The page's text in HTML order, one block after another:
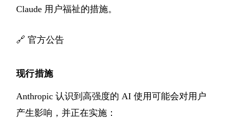
Claude 用户福祉的措施。
🔗 官方公告
现行措施
Anthropic 认识到高强度的 AI 使用可能会对用户
产生影响，并正在实施：